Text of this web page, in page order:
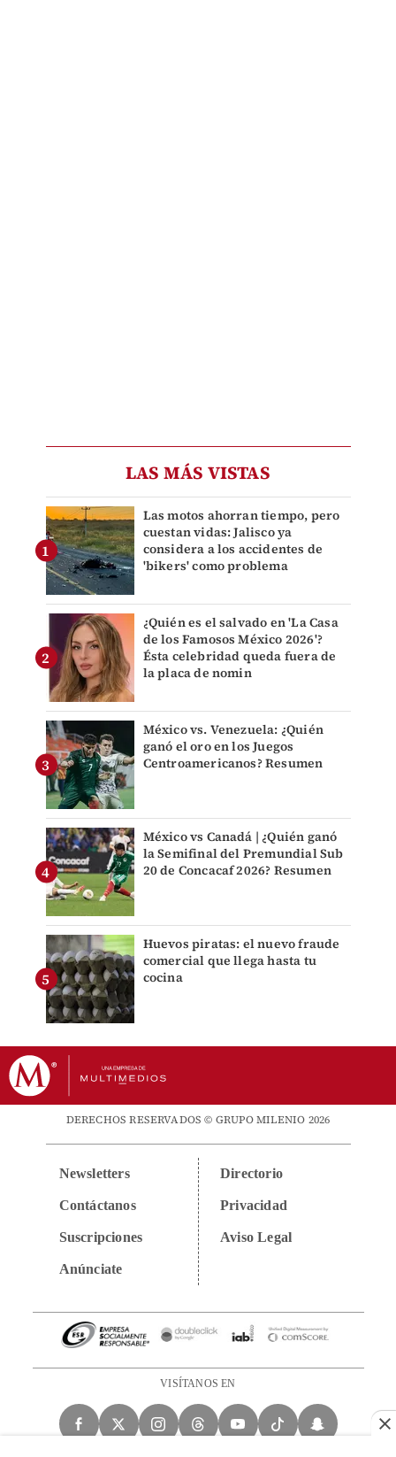
LAS MÁS VISTAS
Las motos ahorran tiempo, pero
cuestan vidas: Jalisco ya
considera a los accidentes de
'bikers' como problema
¿Quién es el salvado en 'La Casa
de los Famosos México 2026'?
Ésta celebridad queda fuera de
la placa de nomin
México vs. Venezuela: ¿Quién
ganó el oro en los Juegos
Centroamericanos? Resumen
México vs Canadá | ¿Quién ganó
la Semifinal del Premundial Sub
20 de Concacaf 2026? Resumen
Huevos piratas: el nuevo fraude
comercial que llega hasta tu
cocina
DERECHOS RESERVADOS © GRUPO MILENIO 2026
Newsletters
Contáctanos
Suscripciones
Anúnciate
Directorio
Privacidad
Aviso Legal
VISÍTANOS EN